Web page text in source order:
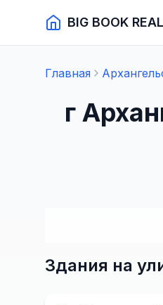
BIG BOOK
Главная
г
Здания на